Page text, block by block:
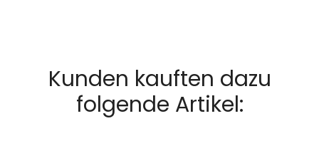
Kunden kauften dazu
folgende Artikel: